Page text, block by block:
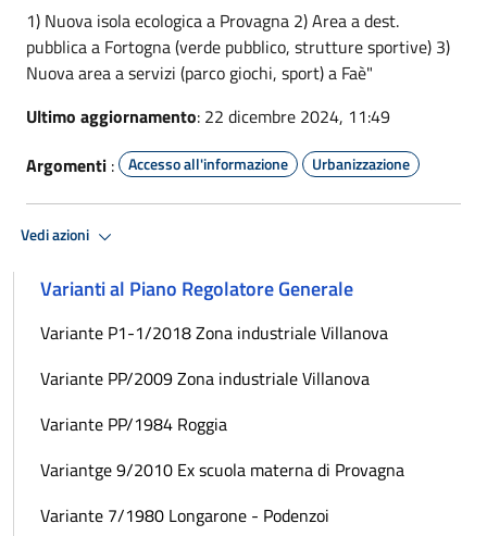
1) Nuova isola ecologica a Provagna 2) Area a dest.
pubblica a Fortogna (verde pubblico, strutture sportive) 3)
Nuova area a servizi (parco giochi, sport) a Faè"
Ultimo aggiornamento: 22 dicembre 2024, 11:49
Argomenti : Accesso all'informazione Urbanizzazione
Vedi azioni
Varianti al Piano Regolatore Generale
Variante P1-1/2018 Zona industriale Villanova
Variante PP/2009 Zona industriale Villanova
Variante PP/1984 Roggia
Variantge 9/2010 Ex scuola materna di Provagna
Variante 7/1980 Longarone - Podenzoi